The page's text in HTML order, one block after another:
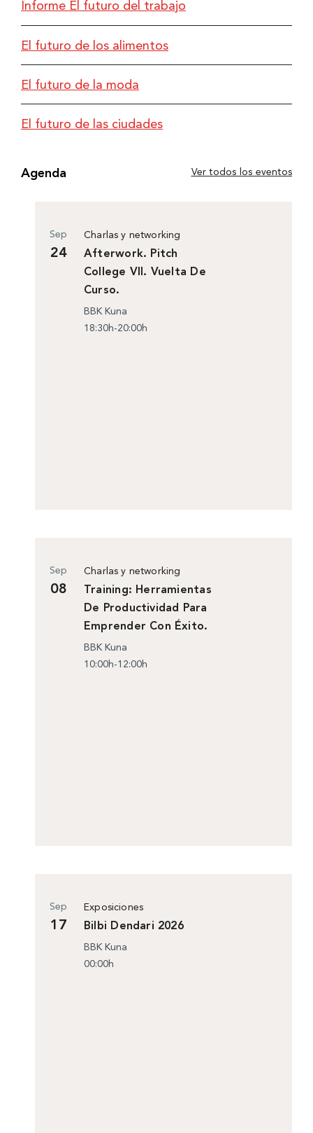
Informe El futuro del trabajo
El futuro de los alimentos
El futuro de la moda
El futuro de las ciudades
Agenda Ver todos los eventos
Charlas y networking
Sep
24
Afterwork. Pitch
College VII. Vuelta De
Curso.
BBK Kuna
18:30h-20:00h
Charlas y networking
Sep
08
Training: Herramientas
De Productividad Para
Emprender Con Éxito.
BBK Kuna
10:00h-12:00h
Exposiciones
Sep
17 Bilbi Dendari 2026
BBK Kuna
00:00h